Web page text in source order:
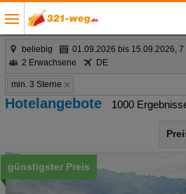
beliebig
01.09.2026 bis 15.09.2026, 7
2 Erwachsene
DE
min. 3 Sterne
Hotelangebote 1000
günstigster Preis